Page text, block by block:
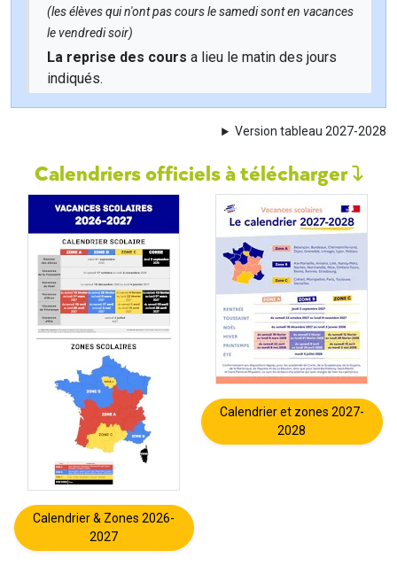
(les élèves qui n'ont pas cours le samedi sont en vacances
le vendredi soir)
La reprise des cours a lieu le matin des jours
indiqués.
Version tableau 2027-2028
Calendriers officiels à télécharger
Calendrier & Zones 2026-
2027
Calendrier et zones 2027-
2028